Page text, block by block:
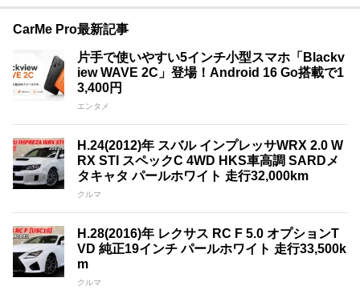
CarMe Pro最新記事
片手で使いやすい5インチ小型スマホ「Blackv
iew WAVE 2C」登場！Android 16 Go搭載で1
3,400円
エンタメ
H.24(2012)年 スバル インプレッサWRX 2.0 W
RX STI スペックC 4WD HKS車高調 SARDメ
タキャタ パールホワイト 走行32,000km
クルマ
H.28(2016)年 レクサス RC F 5.0 オプションT
VD 純正19インチ パールホワイト 走行33,500k
m
クルマ